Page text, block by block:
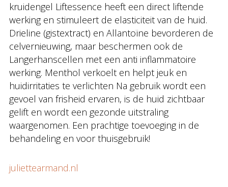
kruidengel Liftessence heeft een direct liftende
werking en stimuleert de elasticiteit van de huid.
Drieline (gistextract) en Allantoïne bevorderen de
celvernieuwing, maar beschermen ook de
Langerhanscellen met een anti inflammatoire
werking. Menthol verkoelt en helpt jeuk en
huidirritaties te verlichten Na gebruik wordt een
gevoel van frisheid ervaren, is de huid zichtbaar
gelift en wordt een gezonde uitstraling
waargenomen. Een prachtige toevoeging in de
behandeling en voor thuisgebruik!
juliettearmand.nl